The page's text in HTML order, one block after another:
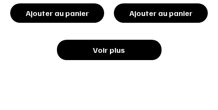
Ajouter au panier Ajouter au panier
Voir plus